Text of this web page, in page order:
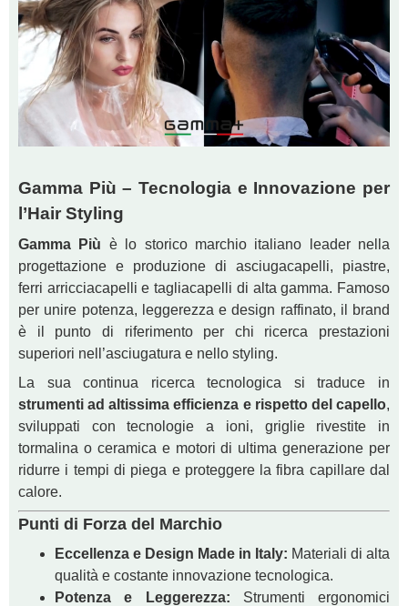
Gamma Più – Tecnologia e Innovazione per
l’Hair Styling
Gamma Più è lo storico marchio italiano leader nella
progettazione e produzione di asciugacapelli, piastre,
ferri arricciacapelli e tagliacapelli di alta gamma. Famoso
per unire potenza, leggerezza e design raffinato, il brand
è il punto di riferimento per chi ricerca prestazioni
superiori nell’asciugatura e nello styling.
La sua continua ricerca tecnologica si traduce in
strumenti ad altissima efficienza e rispetto del capello,
sviluppati con tecnologie a ioni, griglie rivestite in
tormalina o ceramica e motori di ultima generazione per
ridurre i tempi di piega e proteggere la fibra capillare dal
calore.
Punti di Forza del Marchio
Eccellenza e Design Made in Italy: Materiali di alta
qualità e costante innovazione tecnologica.
Potenza e Leggerezza: Strumenti ergonomici